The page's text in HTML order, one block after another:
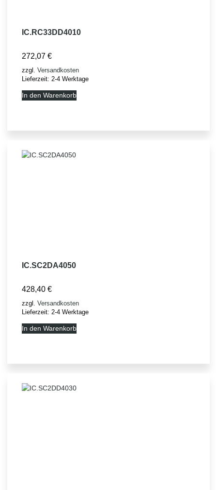
IC.RC33DD4010
272,07 €
zzgl. Versandkosten
Lieferzeit: 2-4 Werktage
In den Warenkorb
IC.SC2DA4050
428,40 €
zzgl. Versandkosten
Lieferzeit: 2-4 Werktage
In den Warenkorb